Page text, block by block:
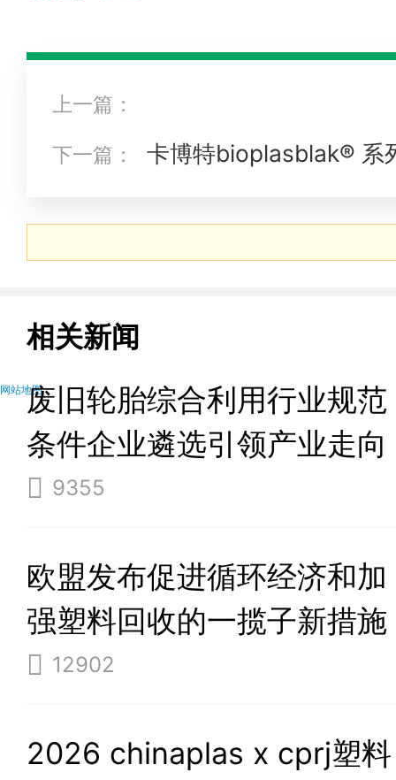
上一篇：
下一篇：
卡博特bioplasblak® 系
相关新闻
废旧轮胎综合利用行业规范
条件企业遴选引领产业走向
高质量可持续发展之路
9355
欧盟发布促进循环经济和加
强塑料回收的一揽子新措施
12902
2026 chinaplas x cprj塑料
网站地图